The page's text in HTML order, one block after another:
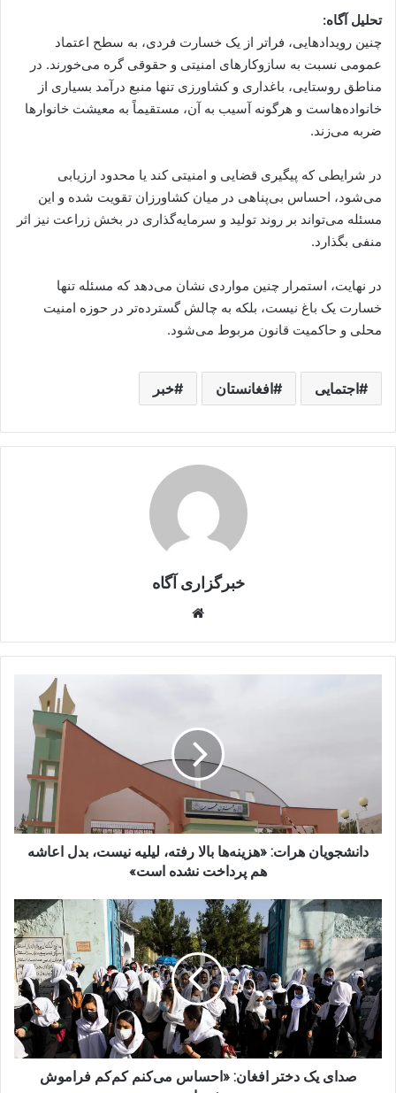
تحلیل آگاه:
چنین رویدادهایی، فراتر از یک خسارت فردی، به سطح اعتماد
عمومی نسبت به سازوکارهای امنیتی و حقوقی گره می‌خورند. در
مناطق روستایی، باغداری و کشاورزی تنها منبع درآمد بسیاری از
خانواده‌هاست و هرگونه آسیب به آن، مستقیماً به معیشت خانوارها
ضربه می‌زند.
در شرایطی که پیگیری قضایی و امنیتی کند یا محدود ارزیابی
می‌شود، احساس بی‌پناهی در میان کشاورزان تقویت شده و این
مسئله می‌تواند بر روند تولید و سرمایه‌گذاری در بخش زراعت نیز اثر
منفی بگذارد.
در نهایت، استمرار چنین مواردی نشان می‌دهد که مسئله تنها
خسارت یک باغ نیست، بلکه به چالش گسترده‌تر در حوزه امنیت
محلی و حاکمیت قانون مربوط می‌شود.
اجتمایی افغانستان خبر
خبرگزاری آگاه
بدل
اعاشه
است»
دانشجویان هرات: «هزینه‌ها بالا رفته، لیلیه نیست، بدل اعاشه
هم پرداخت نشده است»
صدای
یک
دختر
افغان:
«احساس
می‌کنم
کم‌کم
فراموش
شده‌ایم»
صدای یک دختر افغان: «احساس می‌کنم کم‌کم فراموش